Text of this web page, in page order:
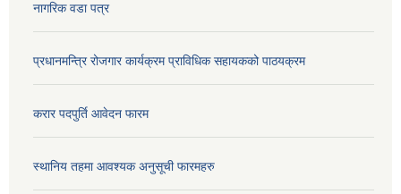
नागरिक वडा पत्र
प्रधानमन्त्रि रोजगार कार्यक्रम प्राविधिक सहायकको पाठयक्रम
करार पदपुर्ति आवेदन फारम
स्थानिय तहमा आवश्यक अनुसूची फारमहरु